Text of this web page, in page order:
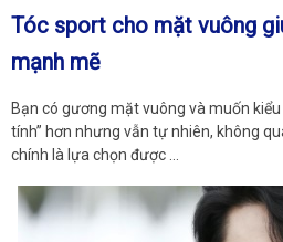
Tóc sport cho mặt vuông
mạnh mẽ
Bạn có gương mặt vuông và muốn
tính” hơn nhưng vẫn tự nhiên, không
chính là lựa chọn được …